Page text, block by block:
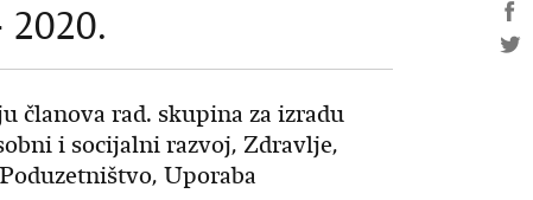
članova rad. skupina za izradu
i socijalni razvoj, Zdravlje,
Uporaba